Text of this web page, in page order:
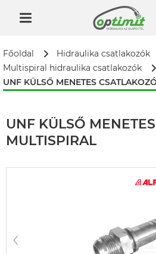
Főoldal
Hidraulika csatlakozók
Multispiral hidraulika csatlakozók
UNF KÜLSŐ MENETES
UNF KÜLSŐ
MULTISPIRAL